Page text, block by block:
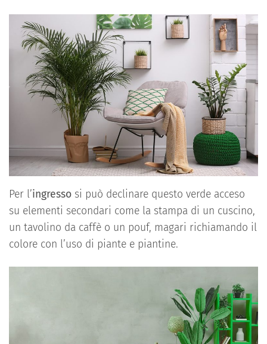
Per l’ingresso si può declinare questo verde acceso
su elementi secondari come la stampa di un cuscino,
un tavolino da caffè o un pouf, magari richiamando il
colore con l’uso di piante e piantine.